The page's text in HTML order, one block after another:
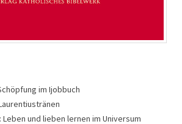
im Ijobbuch
: Leben und lieben lernen im Universum
Seufzen und Klage der Schöpfung
die Schöpfung
des Windes?